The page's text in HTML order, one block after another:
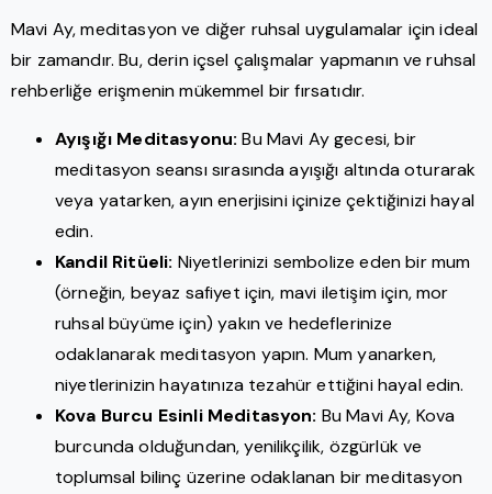
Mavi Ay, meditasyon ve diğer ruhsal uygulamalar için ideal
bir zamandır. Bu, derin içsel çalışmalar yapmanın ve ruhsal
rehberliğe erişmenin mükemmel bir fırsatıdır.
Ayışığı Meditasyonu: Bu Mavi Ay gecesi, bir
meditasyon seansı sırasında ayışığı altında oturarak
veya yatarken, ayın enerjisini içinize çektiğinizi hayal
edin.
Kandil Ritüeli: Niyetlerinizi sembolize eden bir mum
(örneğin, beyaz safiyet için, mavi iletişim için, mor
ruhsal büyüme için) yakın ve hedeflerinize
odaklanarak meditasyon yapın. Mum yanarken,
niyetlerinizin hayatınıza tezahür ettiğini hayal edin.
Kova Burcu Esinli Meditasyon: Bu Mavi Ay, Kova
burcunda olduğundan, yenilikçilik, özgürlük ve
toplumsal bilinç üzerine odaklanan bir meditasyon